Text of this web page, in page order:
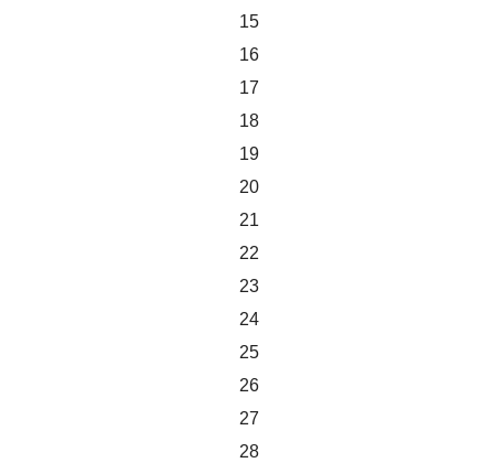
15
16
17
18
19
20
21
22
23
24
25
26
27
28